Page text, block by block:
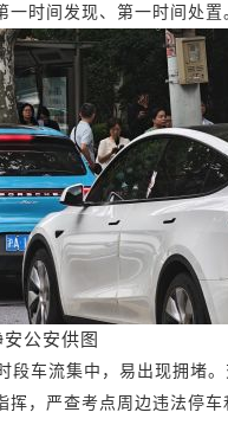
时间发现、第一时间处置
公安供图
段车流集中，易出现拥堵
挥，严查考点周边违法停车